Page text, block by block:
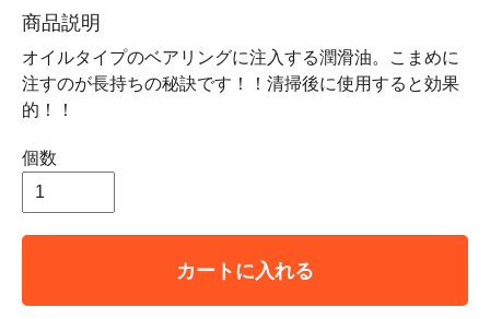
商品説明
オイルタイプのベアリングに注入する潤滑油。こまめに
注すのが長持ちの秘訣です！！清掃後に使用すると効果
的！！
個数
カートに入れる